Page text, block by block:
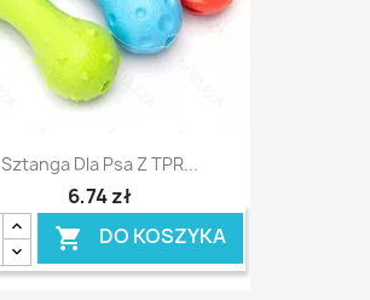
Sztanga Dla Psa Z TPR...
6,74 zł
 DO KOSZYKA